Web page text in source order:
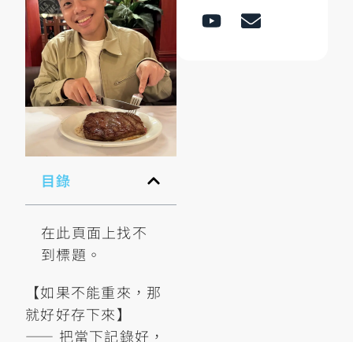
目錄
在此頁面上找不
到標題。
【如果不能重來，那
就好好存下來】
—— 把當下記錄好，